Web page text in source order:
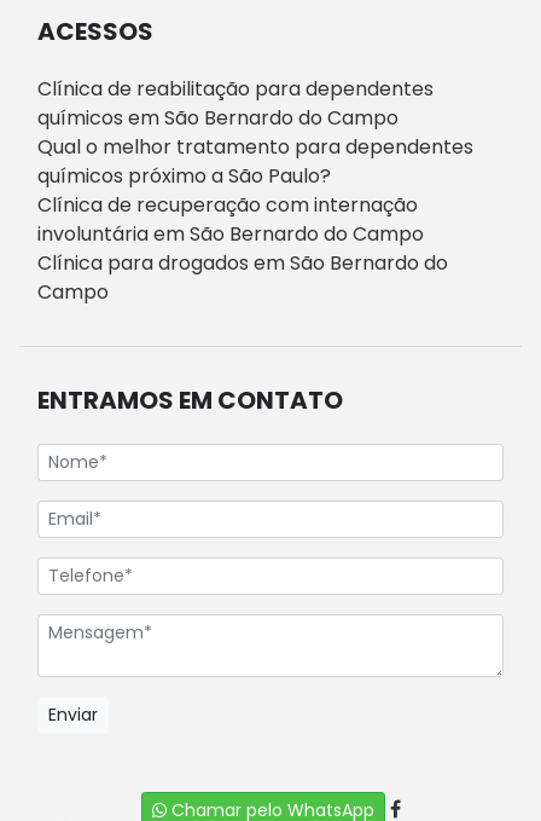
ACESSOS
Clínica de reabilitação para dependentes
químicos em São Bernardo do Campo
Qual o melhor tratamento para dependentes
químicos próximo a São Paulo?
Clínica de recuperação com internação
involuntária em São Bernardo do Campo
Clínica para drogados em São Bernardo do
Campo
ENTRAMOS EM CONTATO
Enviar
Chamar pelo WhatsApp